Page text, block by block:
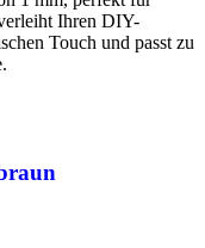
Ihren DIY-
Touch und passt zu